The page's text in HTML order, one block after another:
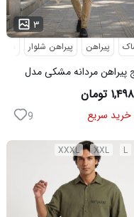
۳
پیراهن پیراهن شلوار
پیراهن مردانه مشکی مدل
VQ شلوار مردانه خاکی مدل
تومان
خرید سریع 9
کفش و صندل کفش ورزشی
L
XXL
XXXL